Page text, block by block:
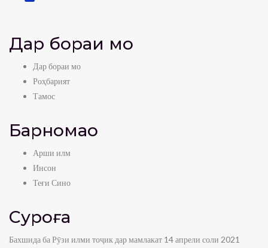
Дар бораи мо
Дар бораи мо
Роҳбарият
Тамос
Барномаҳо
Арши илм
Инсон
Теғи Сино
Суроға
Бахшида ба Рӯзи илми тоҷик дар мамлакат 14 апрели соли 2021